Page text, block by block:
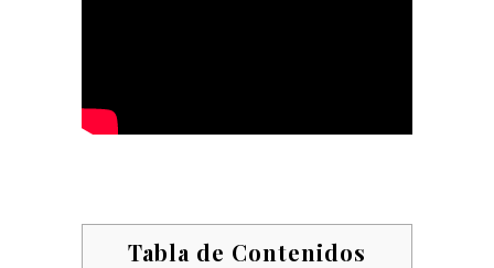
Tabla de Contenidos